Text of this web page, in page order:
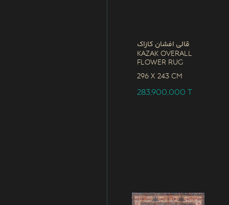
قالی افشان کازاک
Kazak Overall
Flower Rug
296 x 243 CM
283,900,000T